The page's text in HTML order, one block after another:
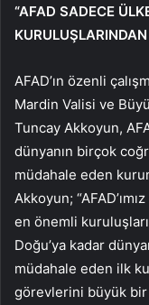
“AFAD SADECE
AFAD’ın özenli
Mardin Valisi ve
Tuncay Akkoyun,
dünyanın birçok
müdahale eden
Akkoyun;
en önemli
Doğu’ya kadar
müdahale eden ilk
görevlerini büyük